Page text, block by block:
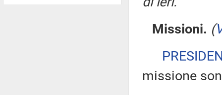
Missioni. (
missione